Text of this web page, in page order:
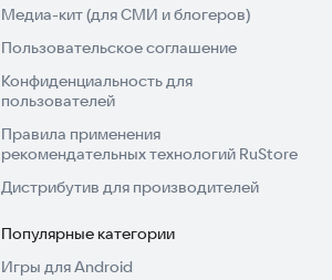
Медиа-кит (для СМИ и блогеров)
Пользовательское соглашение
Конфиденциальность для
пользователей
Правила применения
рекомендательных технологий RuStore
Дистрибутив для производителей
Популярные категории
Игры для Android